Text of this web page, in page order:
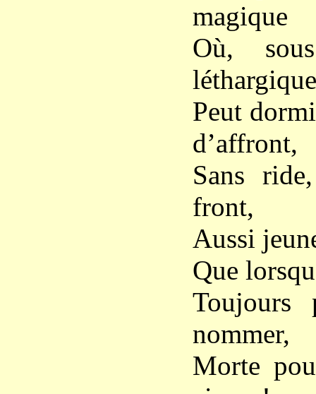
magique
Où,
léthargique
Peut
d’affront,
Sans
front,
Aussi
Que
Toujours
nommer,
Morte